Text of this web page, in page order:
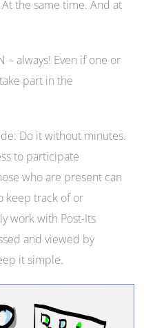
the same time. And at
– always! Even if one or
part in the
Do it without minutes.
to participate
who are present can
keep track of or
work with Post-Its
and viewed by
it simple.